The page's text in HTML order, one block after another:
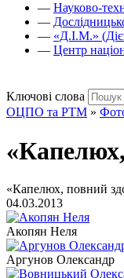
— Науково-
—
— «Д.І.М.»
— Центр
Ключові слова
ОЦПО та РТМ »
«Капелюх, повний
04.03.2013
Акопян Неля
Аргунов Олександр